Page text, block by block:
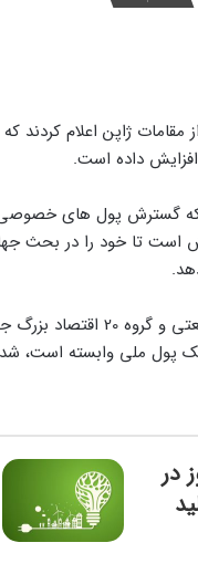
مقامات ژاپن اعلام
داده است.
که گسترش پول های
است تا خود را در بحث
این در حالی است که
یک پول ملی وابسته است،
در